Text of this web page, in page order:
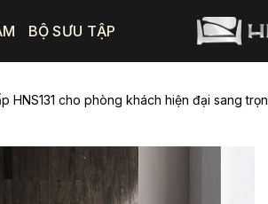
BỘ SƯU TẬP
HNS131 cho phòng khách hiện đại sang